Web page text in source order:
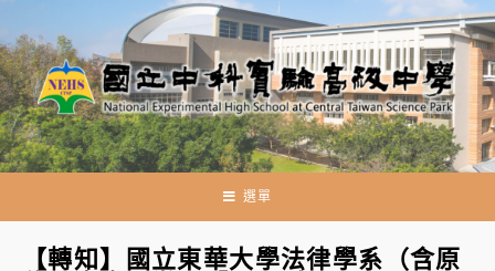
轉
至
主
要
內
選單
【轉知】國立東華大學法律學系（含原